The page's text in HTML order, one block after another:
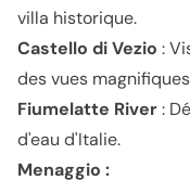
villa historique.
Castello di Vezio :
des vues
Fiumelatte River:
d'eau d'Italie.
Menaggio :